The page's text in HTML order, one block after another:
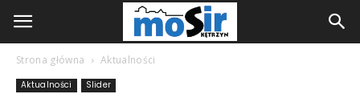
Strona główna Aktualności
Aktualności Slider